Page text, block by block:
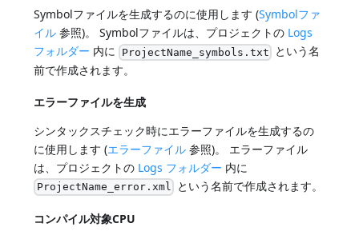
Symbolファイルを生成するのに使用します (Symbolファ
イル 参照)。 Symbolファイルは、プロジェクトの Logs
フォルダー 内に ProjectName_symbols.txt という名
前で作成されます。
エラーファイルを生成
シンタックスチェック時にエラーファイルを生成するの
に使用します (エラーファイル 参照)。 エラーファイル
は、プロジェクトの Logs フォルダー 内に
ProjectName_error.xml という名前で作成されます。
コンパイル対象CPU